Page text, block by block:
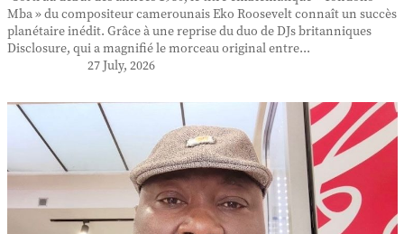
Mba » du compositeur camerounais Eko Roosevelt connaît un succès
planétaire inédit. Grâce à une reprise du duo de DJs britanniques
Disclosure, qui a magnifié le morceau original entre...
27 July, 2026